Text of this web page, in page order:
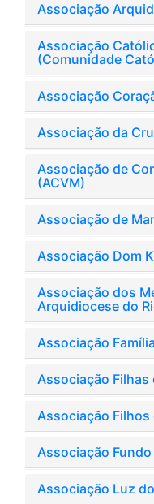
Associação
Associação
(Comunidade
Associação
Associação da
Associação de
(ACVM)
Associação de
Associação Dom
Associação dos
Arquidiocese do
Associação
Associação Filhas
Associação Filhos
Associação
Associação Luz